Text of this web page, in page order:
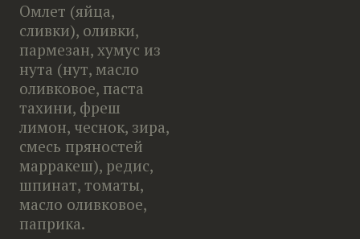
Омлет (яйца,
сливки), оливки,
пармезан, хумус из
нута (нут, масло
оливковое, паста
тахини, фреш
лимон, чеснок, зира,
смесь пряностей
марракеш), редис,
шпинат, томаты,
масло оливковое,
паприка.